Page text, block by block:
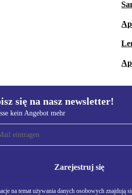
się na nasz newsletter!
kein Angebot mehr
Zarejestruj się
na temat używania danych osobowych znajdują
oferty.
Informacje na temat używania
Polityce prywatności